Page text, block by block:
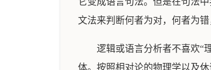
文法来判断何者为对，何者为
逻辑或语言分析者不喜欢“
体。按照相对论的物理学以及休